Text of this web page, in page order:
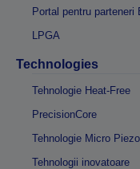
Portal pentru parteneri
LPGA
Technologies
Tehnologie Heat-Free
PrecisionCore
Tehnologie Micro Piezo
Tehnologii inovatoare